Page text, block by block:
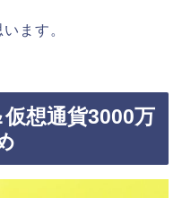
ます。
仮想通貨3000万